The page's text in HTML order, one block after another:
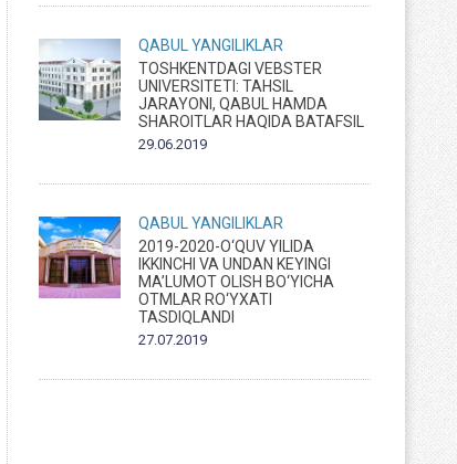
QABUL
YANGILIKLAR
TOSHKENTDAGI VEBSTER
UNIVERSITETI: TAHSIL
JARAYONI, QABUL HAMDA
SHAROITLAR HAQIDA BATAFSIL
29.06.2019
QABUL
YANGILIKLAR
2019-2020-O‘QUV YILIDA
IKKINCHI VA UNDAN KEYINGI
MA’LUMOT OLISH BO‘YICHA
OTMLAR RO‘YXATI
TASDIQLANDI
27.07.2019